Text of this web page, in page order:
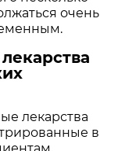
очень
лекарства
в